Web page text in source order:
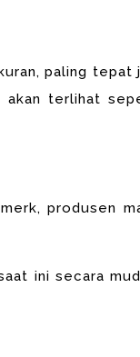
paling tepat
akan terlihat
produsen
ini secara